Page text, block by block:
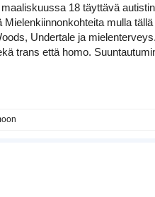
18 täyttävä
mulla
Undertale ja
trans että homo.